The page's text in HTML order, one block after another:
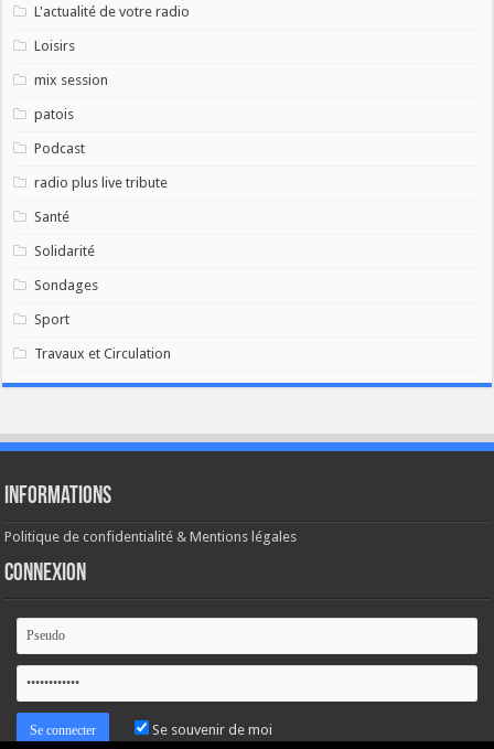
L'actualité de votre radio
Loisirs
mix session
patois
Podcast
radio plus live tribute
Santé
Solidarité
Sondages
Sport
Travaux et Circulation
Informations
Politique de confidentialité & Mentions légales
Connexion
Se souvenir de moi